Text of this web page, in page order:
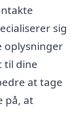
sig
oplysninger
til dine
at tage
på, at